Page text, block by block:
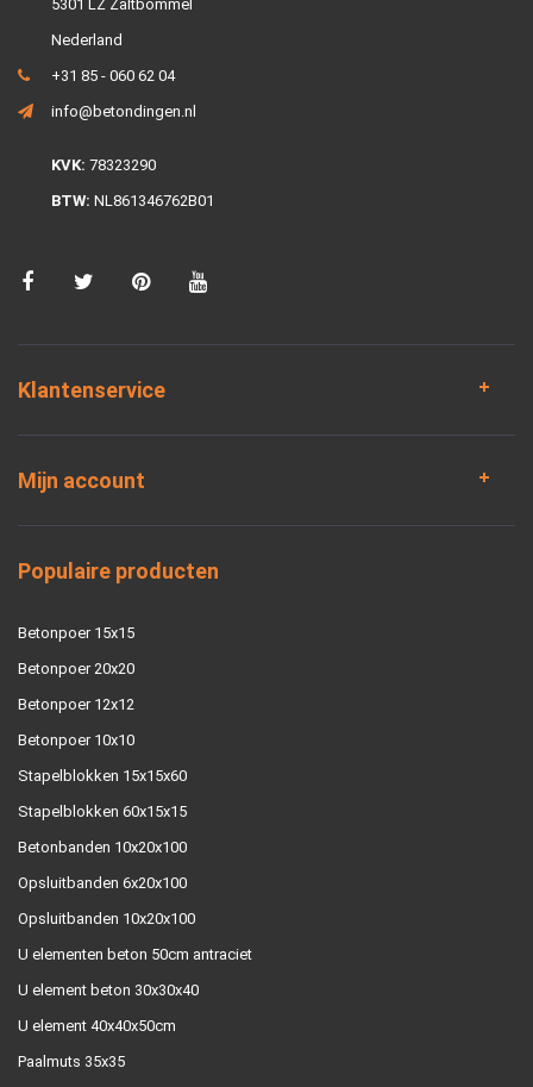
5301 LZ Zaltbommel
Nederland
+31 85 - 060 62 04
info@betondingen.nl
KVK: 78323290
BTW: NL861346762B01
Klantenservice
Mijn account
Populaire producten
Betonpoer 15x15
Betonpoer 20x20
Betonpoer 12x12
Betonpoer 10x10
Stapelblokken 15x15x60
Stapelblokken 60x15x15
Betonbanden 10x20x100
Opsluitbanden 6x20x100
Opsluitbanden 10x20x100
U elementen beton 50cm antraciet
U element beton 30x30x40
U element 40x40x50cm
Paalmuts 35x35